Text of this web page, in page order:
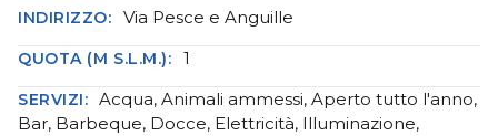
INDIRIZZO: Via Pesce e Anguille
QUOTA (M S.L.M.): 1
SERVIZI: Acqua, Animali ammessi, Aperto tutto l'anno,
Bar, Barbeque, Docce, Elettricità, Illuminazione,